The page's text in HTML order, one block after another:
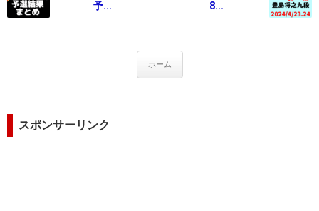
予... 8...
ホーム
スポンサーリンク